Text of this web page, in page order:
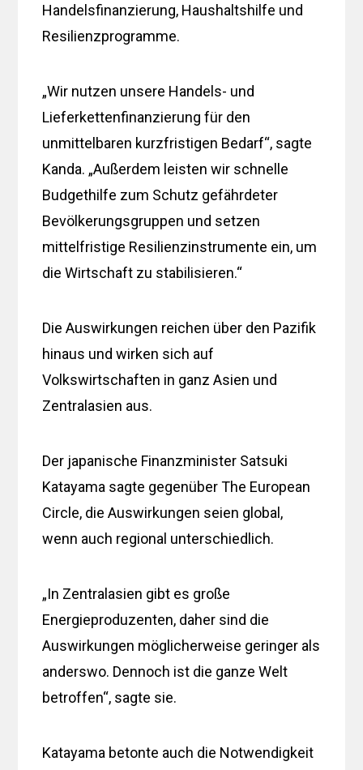
Handelsfinanzierung, Haushaltshilfe und
Resilienzprogramme.
„Wir nutzen unsere Handels- und
Lieferkettenfinanzierung für den
unmittelbaren kurzfristigen Bedarf“, sagte
Kanda. „Außerdem leisten wir schnelle
Budgethilfe zum Schutz gefährdeter
Bevölkerungsgruppen und setzen
mittelfristige Resilienzinstrumente ein, um
die Wirtschaft zu stabilisieren.“
Die Auswirkungen reichen über den Pazifik
hinaus und wirken sich auf
Volkswirtschaften in ganz Asien und
Zentralasien aus.
Der japanische Finanzminister Satsuki
Katayama sagte gegenüber The European
Circle, die Auswirkungen seien global,
wenn auch regional unterschiedlich.
„In Zentralasien gibt es große
Energieproduzenten, daher sind die
Auswirkungen möglicherweise geringer als
anderswo. Dennoch ist die ganze Welt
betroffen“, sagte sie.
Katayama betonte auch die Notwendigkeit